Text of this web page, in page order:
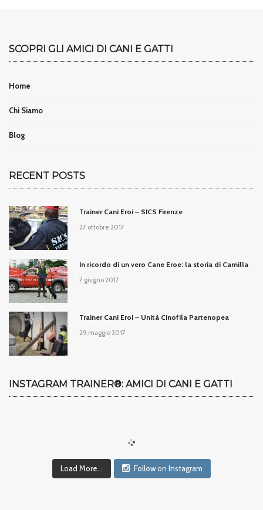
SCOPRI GLI AMICI DI CANI E GATTI
Home
Chi Siamo
Blog
RECENT POSTS
Trainer Cani Eroi – SICS Firenze
27 ottobre 2017
In ricordo di un vero Cane Eroe: la storia di Camilla
7 giugno 2017
Trainer Cani Eroi – Unità Cinofila Partenopea
29 maggio 2017
INSTAGRAM TRAINER®: AMICI DI CANI E GATTI
Load More... Follow on Instagram